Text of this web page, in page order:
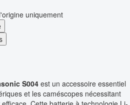
uniquement
S004 est un accessoire essentiel
et les caméscopes nécessitant